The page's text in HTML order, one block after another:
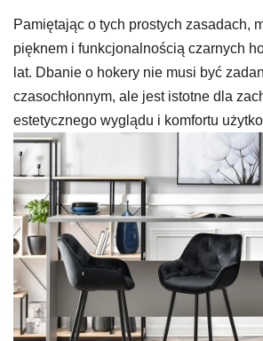
Pamiętając o tych prostych zasadach,
pięknem i funkcjonalnością czarnych
lat. Dbanie o hokery nie musi być
czasochłonnym, ale jest istotne dla
estetycznego wyglądu i komfortu